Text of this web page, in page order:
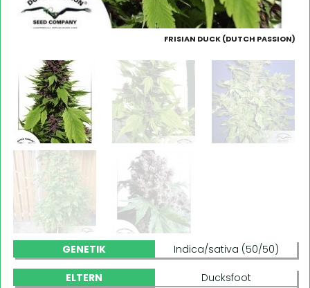
FRISIAN DUCK (DUTCH PASSION)
GENETIK Indica/sativa (50/50)
ELTERN
Ducksfoot